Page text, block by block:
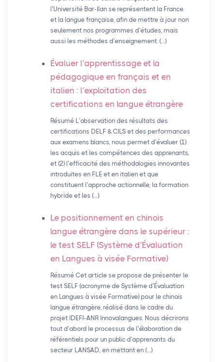
l’Université Bar-Ilan se représentent la France
et la langue française, afin de mettre à jour non
seulement nos programmes d’études, mais
aussi les méthodes d’enseignement. (…)
Évaluer l’apprentissage et la
pédagogique en français et en
italien : l’exploitation des
certifications en langue étrangère
Résumé L’observation des résultats des
certifications DELF & CILS et des performances
aux examens blancs, nous permet d’évaluer (1)
les acquis et les compétences des apprenants,
et (2) l’efficacité des méthodologies innovantes
introduites en FLE et en italien et que
constituent l’approche actionnelle, la formation
hybride et les (…)
Le positionnement en chinois
langue étrangère dans le supérieur :
le test SELF (Système d’Évaluation
en Langues à visée Formative)
Résumé Cet article se propose de présenter le
test SELF (acronyme de Système d’Évaluation
en Langues à visée Formative) pour le chinois
langue étrangère, réalisé dans le cadre du
projet IDEFI-ANR Innovalangues. Nous décrirons
tout d’abord le processus de l’élaboration de
référentiels pour un public d’apprenants du
secteur LANSAD, en mettant en (…)